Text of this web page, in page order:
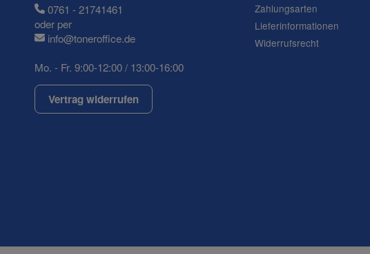
0761 - 21741461
oder per
info@toneroffice.de
Mo. - Fr. 9:00-12:00 / 13:00-16:00
Vertrag widerrufen
Zahlungsarten
Lieferinformationen
Widerrufsrecht